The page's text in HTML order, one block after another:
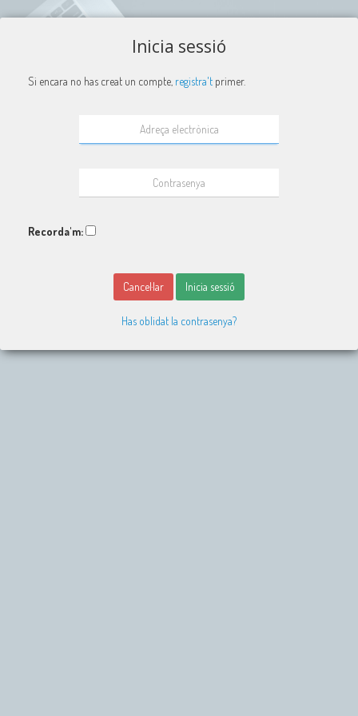
Inicia sessió
Si encara no has creat un compte, registra't primer.
Recorda'm:
Cancel·lar Inicia sessió
Has oblidat la contrasenya?